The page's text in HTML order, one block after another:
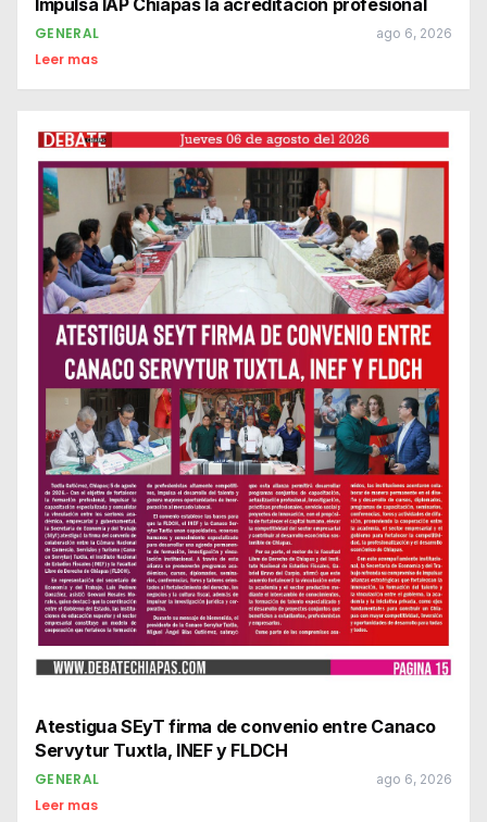
Impulsa IAP Chiapas la acreditación profesional
GENERAL ago 6, 2026
Leer mas
Atestigua SEyT firma de convenio entre Canaco
Servytur Tuxtla, INEF y FLDCH
GENERAL ago 6, 2026
Leer mas